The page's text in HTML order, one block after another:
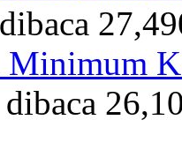
Minimum